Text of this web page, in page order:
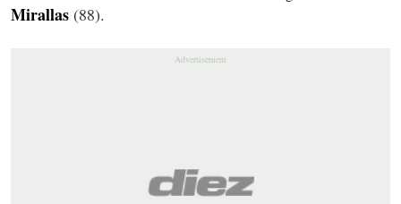
Mirallas (88).